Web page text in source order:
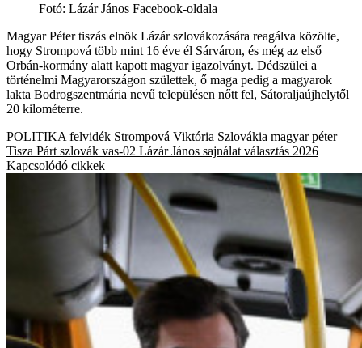
Fotó: Lázár János Facebook-oldala
Magyar Péter tiszás elnök Lázár szlovákozására reagálva közölte,
hogy Strompová több mint 16 éve él Sárváron, és még az első
Orbán-kormány alatt kapott magyar igazolványt. Dédszülei a
történelmi Magyarországon születtek, ő maga pedig a magyarok
lakta Bodrogszentmária nevű településen nőtt fel, Sátoraljaújhelytől
20 kilométerre.
POLITIKA felvidék Strompová Viktória Szlovákia magyar péter
Tisza Párt szlovák vas-02 Lázár János sajnálat választás 2026
Kapcsolódó cikkek